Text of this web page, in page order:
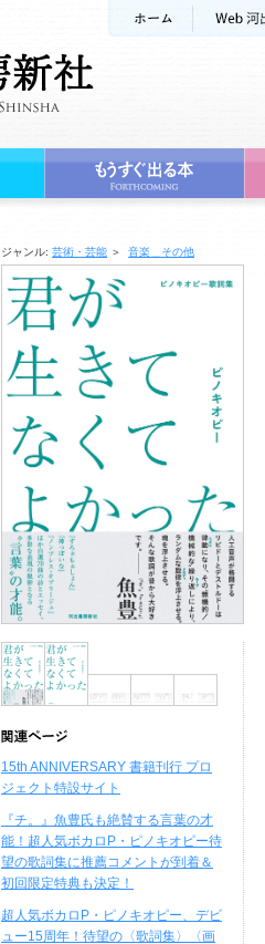
ジャンル: 芸術・芸能 ＞ 音楽＿その他
15th ANNIVERSARY 書籍刊行 プロ
ジェクト特設サイト
『チ。』魚豊氏も絶賛する言葉の才
能！超人気ボカロP・ピノキオピー待
望の歌詞集に推薦コメントが到着＆
初回限定特典も決定！
超⼈気ボカロP・ピノキオピー、デビ
ュー15周年！待望の〈歌詞集〉〈画